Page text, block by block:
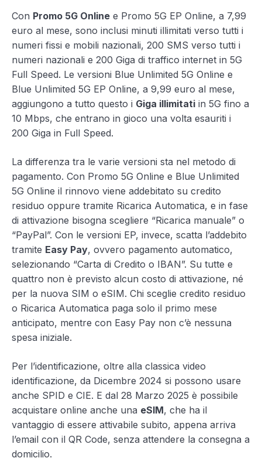
Con Promo 5G Online e Promo 5G EP Online, a 7,99
euro al mese, sono inclusi minuti illimitati verso tutti i
numeri fissi e mobili nazionali, 200 SMS verso tutti i
numeri nazionali e 200 Giga di traffico internet in 5G
Full Speed. Le versioni Blue Unlimited 5G Online e
Blue Unlimited 5G EP Online, a 9,99 euro al mese,
aggiungono a tutto questo i Giga illimitati in 5G fino a
10 Mbps, che entrano in gioco una volta esauriti i
200 Giga in Full Speed.
La differenza tra le varie versioni sta nel metodo di
pagamento. Con Promo 5G Online e Blue Unlimited
5G Online il rinnovo viene addebitato su credito
residuo oppure tramite Ricarica Automatica, e in fase
di attivazione bisogna scegliere “Ricarica manuale” o
“PayPal”. Con le versioni EP, invece, scatta l’addebito
tramite Easy Pay, ovvero pagamento automatico,
selezionando “Carta di Credito o IBAN”. Su tutte e
quattro non è previsto alcun costo di attivazione, né
per la nuova SIM o eSIM. Chi sceglie credito residuo
o Ricarica Automatica paga solo il primo mese
anticipato, mentre con Easy Pay non c’è nessuna
spesa iniziale.
Per l’identificazione, oltre alla classica video
identificazione, da Dicembre 2024 si possono usare
anche SPID e CIE. E dal 28 Marzo 2025 è possibile
acquistare online anche una eSIM, che ha il
vantaggio di essere attivabile subito, appena arriva
l’email con il QR Code, senza attendere la consegna a
domicilio.